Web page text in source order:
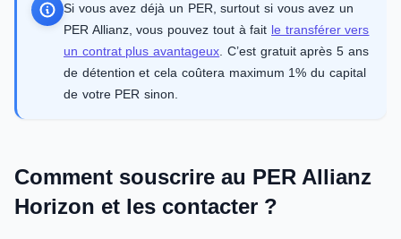
Si vous avez déjà un PER, surtout si vous avez un
PER Allianz, vous pouvez tout à fait le transférer vers
un contrat plus avantageux . C’est gratuit après 5 ans
de détention et cela coûtera maximum 1% du capital
de votre PER sinon.
Comment souscrire au PER Allianz
Horizon et les contacter ?